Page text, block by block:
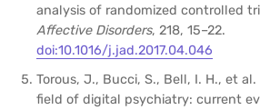
analysis of randomized controlled
Affective Disorders, 218, 15–22.
doi:10.1016/j.jad.2017.04.046
Torous, J., Bucci, S., Bell, I. H., et
field of digital psychiatry: current